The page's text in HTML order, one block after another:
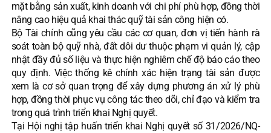
mặt bằng sản xuất, kinh doanh với chi phí phù hợp, đồng thời
nâng cao hiệu quả khai thác quỹ tài sản công hiện có.
Bộ Tài chính cũng yêu cầu các cơ quan, đơn vị tiến hành rà
soát toàn bộ quỹ nhà, đất dôi dư thuộc phạm vi quản lý, cập
nhật đầy đủ số liệu và thực hiện nghiêm chế độ báo cáo theo
quy định. Việc thống kê chính xác hiện trạng tài sản được
xem là cơ sở quan trọng để xây dựng phương án xử lý phù
hợp, đồng thời phục vụ công tác theo dõi, chỉ đạo và kiểm tra
trong quá trình triển khai Nghị quyết.
Tại Hội nghị tập huấn triển khai Nghị quyết số 31/2026/NQ-